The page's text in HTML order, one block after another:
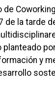
de la tarde
y